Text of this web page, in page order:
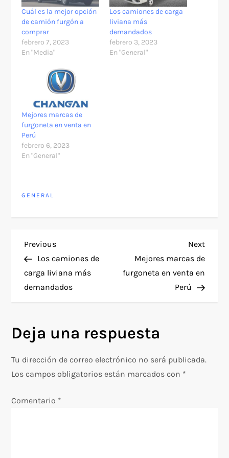
Cuál es la mejor opción
de camión furgón a
comprar
febrero 7, 2023
En "Media"
Los camiones de carga
liviana más
demandados
febrero 3, 2023
En "General"
Mejores marcas de
furgoneta en venta en
Perú
febrero 6, 2023
En "General"
GENERAL
N
a
v
g
a
Previous
Post
Previous
Los camiones de
carga liviana más
demandados
Next
Post
Next
Mejores marcas de
furgoneta en venta en
Perú
Deja una respuesta
Tu dirección de correo electrónico no será publicada.
Los campos obligatorios están marcados con *
Comentario *